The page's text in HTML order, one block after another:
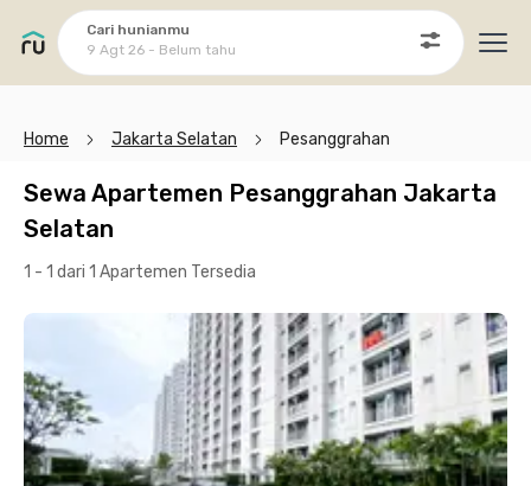
Cari hunianmu
9 Agt 26 - Belum tahu
Home Jakarta Selatan Pesanggrahan
Sewa Apartemen Pesanggrahan Jakarta
Selatan
1 - 1 dari 1 Apartemen Tersedia